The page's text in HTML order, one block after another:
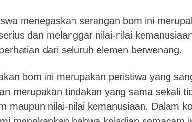
menegaskan serangan bom ini
dan melanggar nilai-nilai
dari seluruh elemen berwenang.
bom ini merupakan peristiwa yang
merupakan tindakan yang sama sekali
maupun nilai-nilai kemanusiaan. Dalam